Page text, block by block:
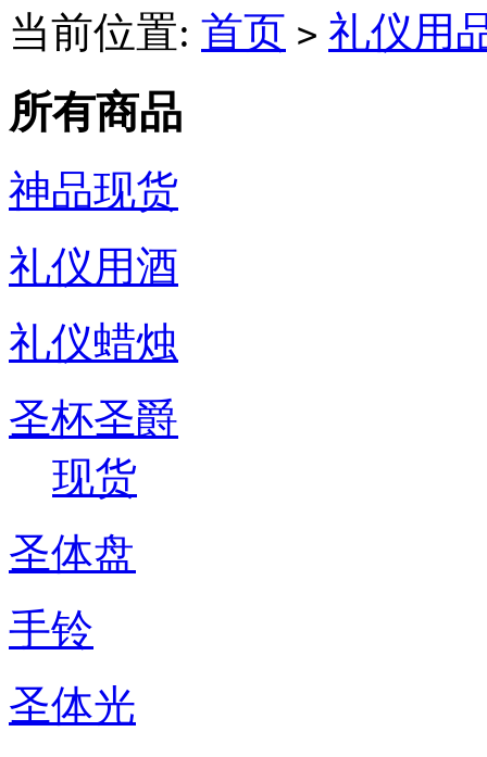
当前位置: 首页 > 礼仪用
所有商品
神品现货
礼仪用酒
礼仪蜡烛
圣杯圣爵
现货
圣体盘
手铃
圣体光